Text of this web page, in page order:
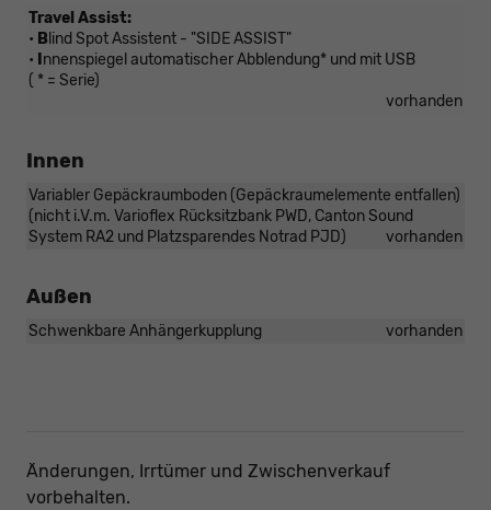
Travel Assist:
• B lind Spot Assistent - "SIDE ASSIST"
• nnenspiegel automatischer Abblendung* und mit USB
( * = Serie)
vorhanden
Innen
Variabler Gepäckraumboden (Gepäckraumelemente entfallen)
(nicht i.V.m. Varioflex Rücksitzbank PWD, Canton Sound
System RA2 und Platzsparendes Notrad PJD)
vorhanden
Außen
Schwenkbare Anhängerkupplung vorhanden
Änderungen, Irrtümer und Zwischenverkauf
vorbehalten.